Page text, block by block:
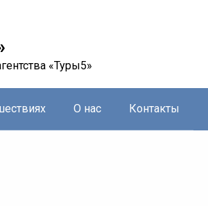
«Туры5»
О нас Контакты